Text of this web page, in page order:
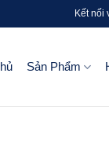
Kết nối
Sản Phẩm